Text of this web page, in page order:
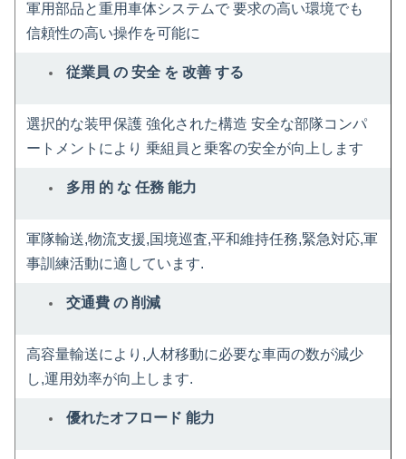
軍用部品と重用車体システムで 要求の高い環境でも
信頼性の高い操作を可能に
従業員 の 安全 を 改善 する
選択的な装甲保護 強化された構造 安全な部隊コンパ
ートメントにより 乗組員と乗客の安全が向上します
多用 的 な 任務 能力
軍隊輸送,物流支援,国境巡査,平和維持任務,緊急対応,軍
事訓練活動に適しています.
交通費 の 削減
高容量輸送により,人材移動に必要な車両の数が減少
し,運用効率が向上します.
優れたオフロード 能力